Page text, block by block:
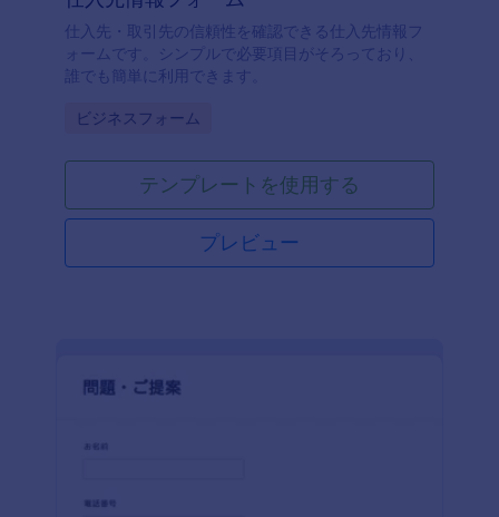
仕入先・取引先の信頼性を確認できる仕入先情報フ
ォームです。シンプルで必要項目がそろっており、
誰でも簡単に利用できます。
Go to Category:
ビジネスフォーム
テンプレートを使用する
プレビュー